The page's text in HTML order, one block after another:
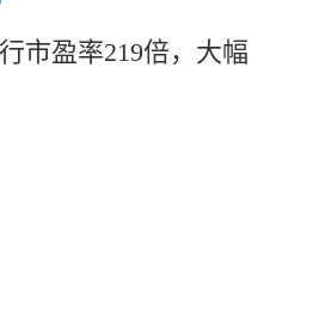
市盈率219倍，大幅